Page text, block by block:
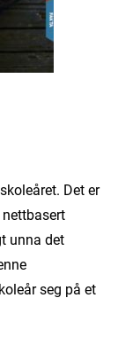
Det er
unna det
seg på et